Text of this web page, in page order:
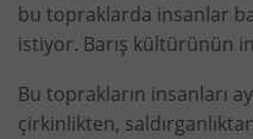
bu topraklarda insanlar
istiyor. Barış kültürünün
Bu toprakların insanları
çirkinlikten,